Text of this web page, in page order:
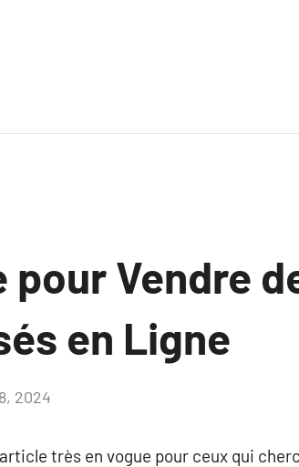
pour Vendre
en Ligne
2024
très en vogue pour ceux qui